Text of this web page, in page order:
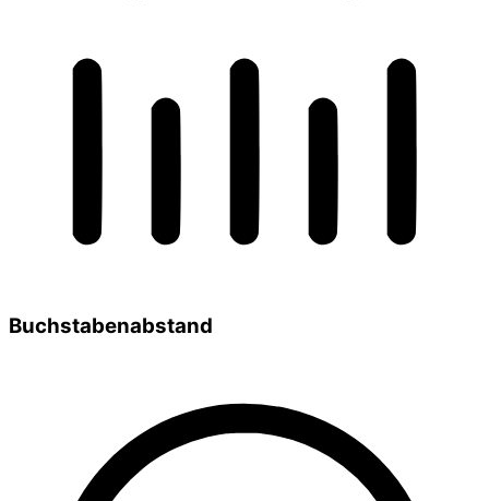
Buchstabenabstand